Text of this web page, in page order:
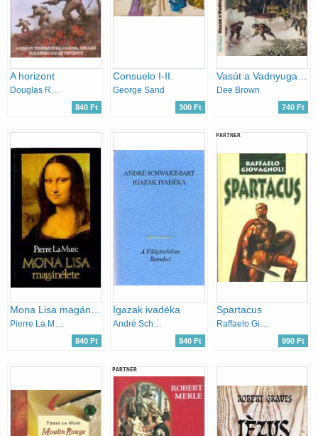
A horizont
Douglas Reeman
840 Ft
Consuelo I-II.
George Sand
300 Ft
Dee Brown
740 Ft
Mona Lisa magánélete
Pierre La Mure
840 Ft
Igazak ivadéka
André Schwarz-Bart
840 Ft
PARTNER
Spartacus
Raffaelo Giovagnoli
990 Ft
PARTNER